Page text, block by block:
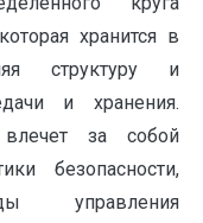
хранится в
структуру и
и хранения.
за собой
безопасности,
управления